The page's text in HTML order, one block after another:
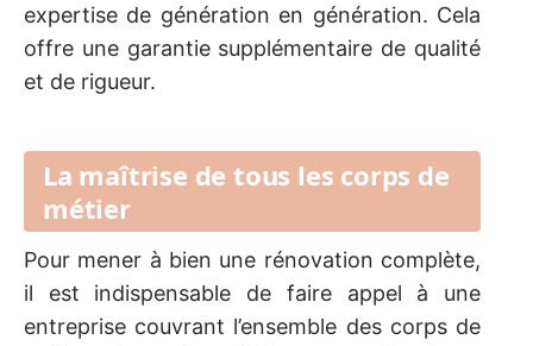
expertise de génération en génération. Cela
offre une garantie supplémentaire de qualité
et de rigueur.
La maîtrise de tous les corps de
métier
Pour mener à bien une rénovation complète,
il est indispensable de faire appel à une
entreprise couvrant l’ensemble des corps de